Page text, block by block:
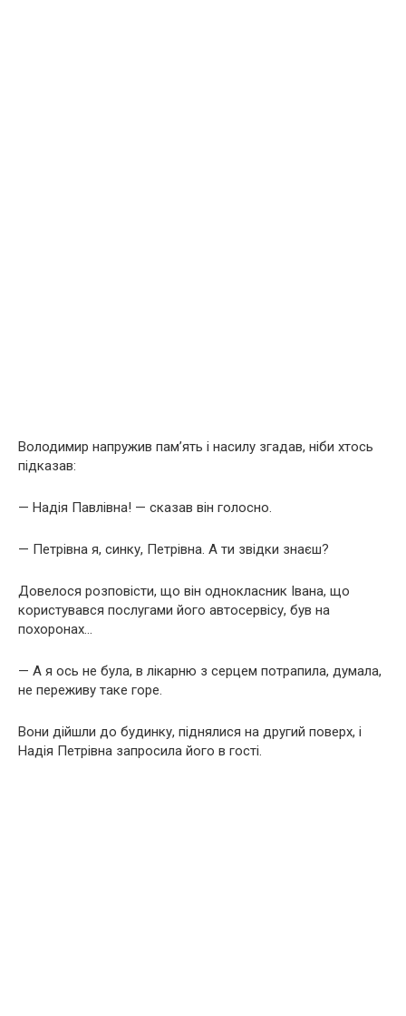
Володимир напружив пам’ять і насилу згадав, ніби хтось
підказав:
— Надія Павлівна! — сказав він голосно.
— Петрівна я, синку, Петрівна. А ти звідки знаєш?
Довелося розповісти, що він однокласник Івана, що
користувався послугами його автосервісу, був на
похоронах…
— А я ось не була, в лікарню з серцем потрапила, думала,
не переживу таке горе.
Вони дійшли до будинку, піднялися на другий поверх, і
Надія Петрівна запросила його в гості.